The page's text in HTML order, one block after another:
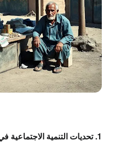
1. تحديات التنمية الاجتماعية في الشمال المغربي